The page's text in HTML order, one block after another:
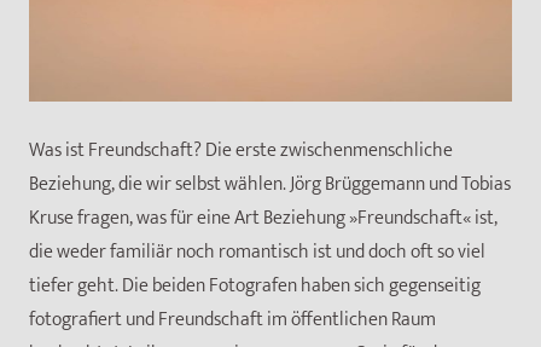
Was ist Freundschaft? Die erste zwischenmenschliche
Beziehung, die wir selbst wählen. Jörg Brüggemann und Tobias
Kruse fragen, was für eine Art Beziehung »Freundschaft« ist,
die weder familiär noch romantisch ist und doch oft so viel
tiefer geht. Die beiden Fotografen haben sich gegenseitig
fotografiert und Freundschaft im öffentlichen Raum